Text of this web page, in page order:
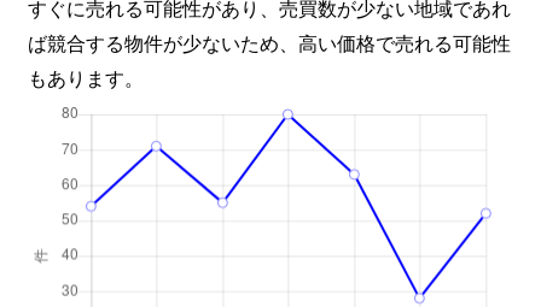
すぐに売れる可能性があり、売買数が少ない地域であれ
ば競合する物件が少ないため、高い価格で売れる可能性
もあります。